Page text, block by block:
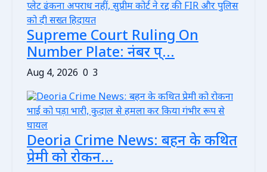
Supreme Court Ruling On
Number Plate: नंबर प्...
Aug 4, 2026 0 3
Deoria Crime News: बहन के कथित
प्रेमी को रोकन...